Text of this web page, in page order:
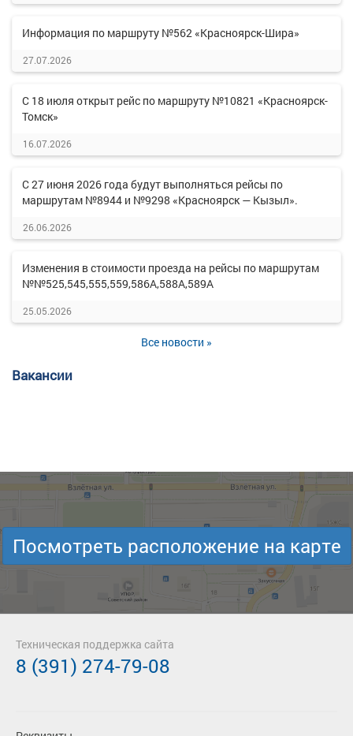
Информация по маршруту №562 «Красноярск-Шира»
27.07.2026
С 18 июля открыт рейс по маршруту №10821 «Красноярск-
Томск»
16.07.2026
С 27 июня 2026 года будут выполняться рейсы по
маршрутам №8944 и №9298 «Красноярск — Кызыл».
26.06.2026
Изменения в стоимости проезда на рейсы по маршрутам
№№525,545,555,559,586А,588А,589А
25.05.2026
Все новости »
Вакансии
Посмотреть расположение на карте
Техническая поддержка сайта
8 (391) 274-79-08